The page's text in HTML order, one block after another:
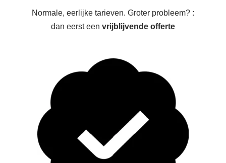
Normale, eerlijke tarieven. Groter probleem? :
dan eerst een vrijblijvende offerte